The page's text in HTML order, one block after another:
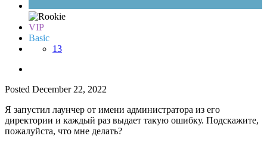
VIP
Basic
13
Posted December 22, 2022
Я запустил лаунчер от имени администратора из его
директории и каждый раз выдает такую ошибку. Подскажите,
пожалуйста, что мне делать?